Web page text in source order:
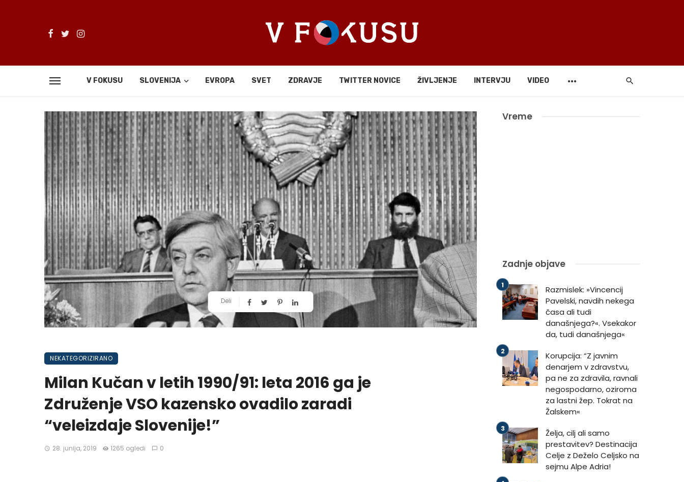
V FOKUSU SLOVENIJA EVROPA SVET ZDRAVJE TWITTER NOVICE ŽIVLJENJE INTERVJU VIDEO
Deli
NEKATEGORIZIRANO
Milan Kučan v letih 1990/91: leta 2016 ga je
Združenje VSO kazensko ovadilo zaradi
“veleizdaje Slovenije!”
28. junija, 2019 1265 ogledi 0
Vreme
Zadnje objave
Razmislek: »Vincencij
Pavelski, navdih nekega
časa ali tudi
današnjega?«. Vsekakor
da, tudi današnjega«
Korupcija: “Z javnim
denarjem v zdravstvu,
pa ne za zdravila, ravnali
negospodarno, oziroma
za lastni žep. Tokrat na
Žalskem«
Želja, cilj ali samo
prestavitev? Destinacija
Celje z Deželo Celjsko na
sejmu Alpe Adria!